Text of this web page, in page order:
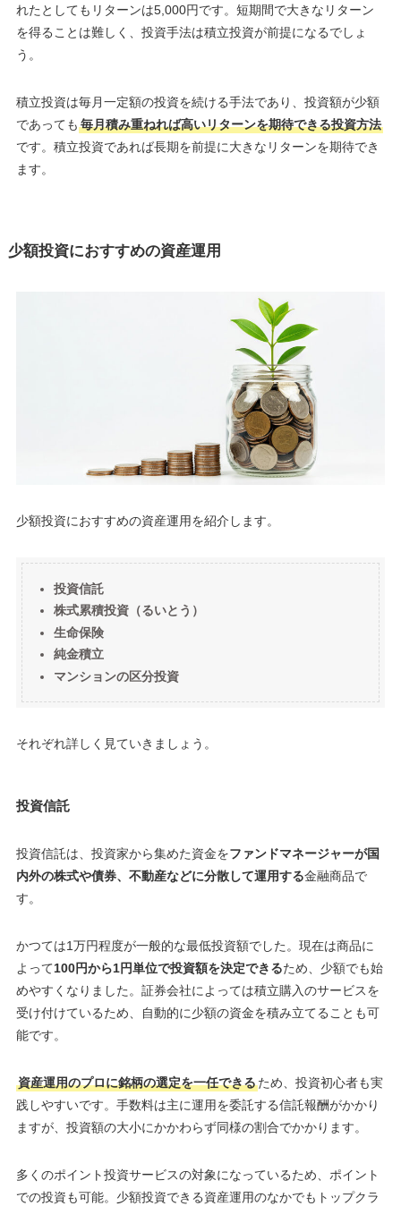
れたとしてもリターンは5,000円です。短期間で大きなリターン
を得ることは難しく、投資手法は積立投資が前提になるでしょ
う。
積立投資は毎月一定額の投資を続ける手法であり、投資額が少額
であっても 毎月積み重ねれば高いリターンを期待できる投資方法
です。積立投資であれば長期を前提に大きなリターンを期待でき
ます。
少額投資におすすめの資産運用
少額投資におすすめの資産運用を紹介します。
投資信託
株式累積投資（るいとう）
生命保険
純金積立
マンションの区分投資
それぞれ詳しく見ていきましょう。
投資信託
投資信託は、投資家から集めた資金をファンドマネージャーが国
内外の株式や債券、不動産などに分散して運用する金融商品で
す。
かつては1万円程度が一般的な最低投資額でした。現在は商品に
よって100円から1円単位で投資額を決定できるため、少額でも始
めやすくなりました。証券会社によっては積立購入のサービスを
受け付けているため、自動的に少額の資金を積み立てることも可
能です。
資産運用のプロに銘柄の選定を一任できるため、投資初心者も実
践しやすいです。手数料は主に運用を委託する信託報酬がかかり
ますが、投資額の大小にかかわらず同様の割合でかかります。
多くのポイント投資サービスの対象になっているため、ポイント
での投資も可能。少額投資できる資産運用のなかでもトップクラ